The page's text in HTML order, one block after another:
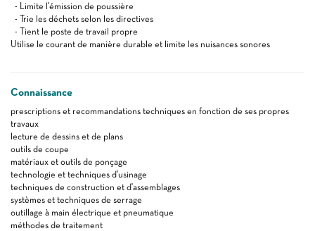
- Limite l'émission de poussière
- Trie les déchets selon les directives
- Tient le poste de travail propre
Utilise le courant de manière durable et limite les nuisances sonores
Connaissance
prescriptions et recommandations techniques en fonction de ses propres
travaux
lecture de dessins et de plans
outils de coupe
matériaux et outils de ponçage
technologie et techniques d'usinage
techniques de construction et d'assemblages
systèmes et techniques de serrage
outillage à main électrique et pneumatique
méthodes de traitement